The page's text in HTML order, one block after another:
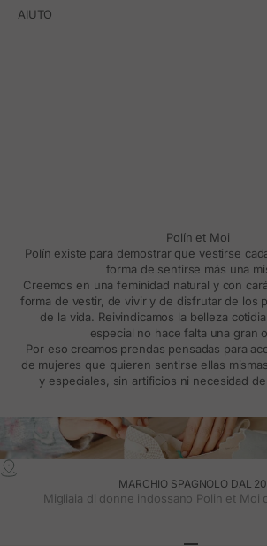
AIUTO
Polín et Moi
Polín existe para demostrar que vestirse
forma de sentirse más una
Creemos en una feminidad natural y con
forma de vestir, de vivir y de disfrutar de los
de la vida. Reivindicamos la belleza
especial no hace falta una gran
Por eso creamos prendas pensadas para
de mujeres que quieren sentirse ellas
y especiales, sin artificios ni necesidad de
MARCHIO SPAGNOLO DAL
Migliaia di donne indossano Polin et Moi